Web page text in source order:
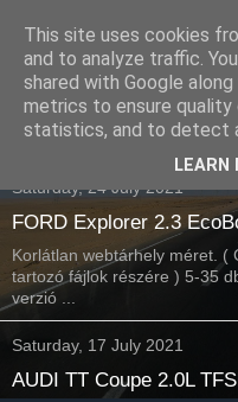
Havidíjas
Saturday, 24 July 2021
FORD Explorer 2.3
Korlátlan webtárhely méret. (
tartozó fájlok részére ) 5-35
verzió ...
Saturday, 17 July 2021
AUDI TT Coupe 2.0L
This site uses cookies
and to analyze traffic.
shared with Google
metrics to ensure quality
statistics, and to detect
LEARN